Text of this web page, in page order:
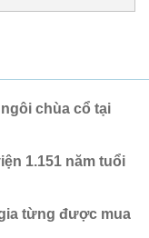
chùa cổ tại
1.151 năm tuổi
từng được mua